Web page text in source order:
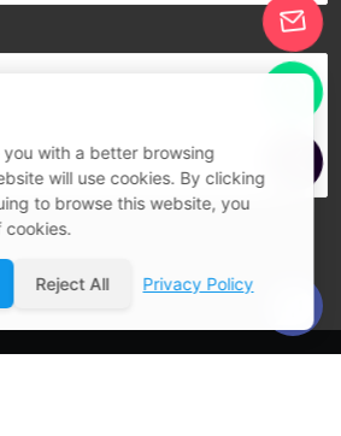
with a better browsing
will use cookies. By clicking
to browse this website, you
cookies.
Reject All Privacy Policy